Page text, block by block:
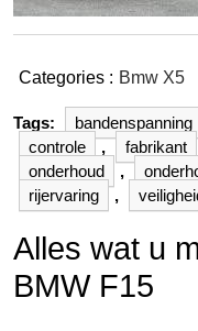
Categories : Bmw X5
Tags: bandenspanning
controle
, fabrikant
onderhoud
,
rijervaring
,
Alles wat u
BMW F15